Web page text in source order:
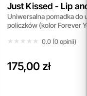
Just Kissed - Lip
Cheek Stain
Uniwersalna pomadka do
policzków (kolor Forever
★★★★★
★★★★★ 0.0 (0 opinii)
175,00 zł